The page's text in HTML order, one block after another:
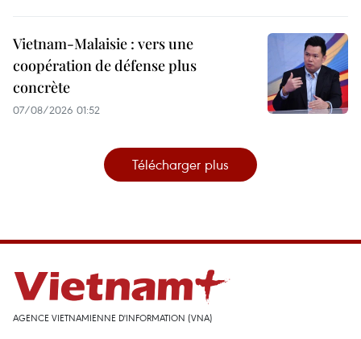
Vietnam-Malaisie : vers une
coopération de défense plus
concrète
07/08/2026 01:52
Télécharger plus
AGENCE VIETNAMIENNE D'INFORMATION (VNA)